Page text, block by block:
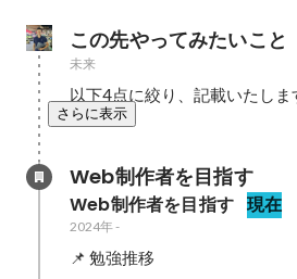
この先やってみたいこと
未来
以下4点に絞り、記載いたしま
さらに表示
Web制作者を目指す
Web制作者を目指す 現在
2024年-
📌 勉強推移